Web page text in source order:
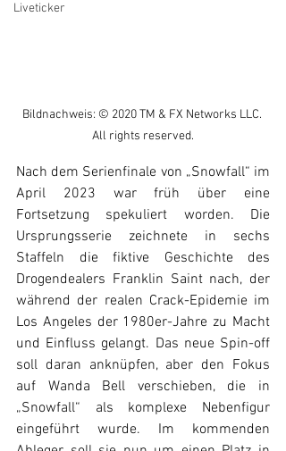
Liveticker
Bildnachweis: © 2020 TM & FX Networks LLC.
All rights reserved.
Nach dem Serienfinale von „Snowfall“ im
April 2023 war früh über eine
Fortsetzung spekuliert worden. Die
Ursprungsserie zeichnete in sechs
Staffeln die fiktive Geschichte des
Drogendealers Franklin Saint nach, der
während der realen Crack-Epidemie im
Los Angeles der 1980er-Jahre zu Macht
und Einfluss gelangt. Das neue Spin-off
soll daran anknüpfen, aber den Fokus
auf Wanda Bell verschieben, die in
„Snowfall“ als komplexe Nebenfigur
eingeführt wurde. Im kommenden